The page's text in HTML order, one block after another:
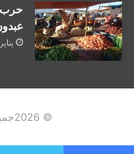
حرب
يناير 4, 2019
© 2026جميع الحقوق محفوضة |